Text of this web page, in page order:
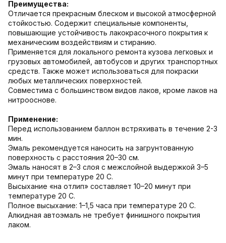
Преимущества:
Отличается прекрасным блеском и высокой атмосферной
стойкостью. Содержит специальные компоненты,
повышающие устойчивость лакокрасочного покрытия к
механическим воздействиям и стиранию.
Применяется для локального ремонта кузова легковых и
грузовых автомобилей, автобусов и других транспортных
средств. Также может использоваться для покраски
любых металлических поверхностей.
Совместима с большинством видов лаков, кроме лаков на
нитрооснове.
Применение:
Перед использованием баллон встряхивать в течение 2-3
мин.
Эмаль рекомендуется наносить на загрунтованную
поверхность с расстояния 20–30 см.
Эмаль наносят в 2–3 слоя с межслойной выдержкой 3–5
минут при температуре 20 С.
Высыхание «на отлип» составляет 10–20 минут при
температуре 20 С.
Полное высыхание: 1–1,5 часа при температуре 20 С.
Алкидная автоэмаль не требует финишного покрытия
лаком.